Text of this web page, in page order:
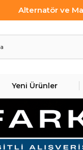
Alternatör ve
Yeni Ürünler